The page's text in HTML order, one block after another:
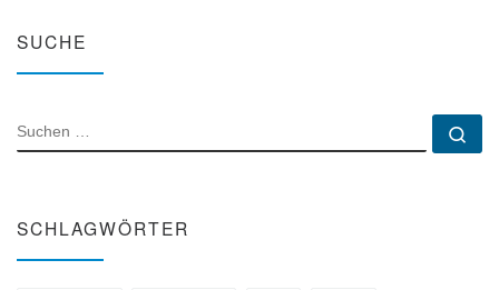
SUCHE
SUCHE
SCHLAGWÖRTER